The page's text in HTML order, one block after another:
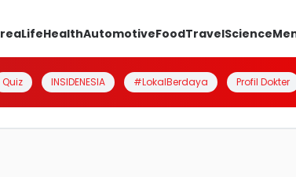
LifeHealthAutomotiveFoodTravelScience
Quiz INSIDENESIA #LokalBerdaya Profil Dokter